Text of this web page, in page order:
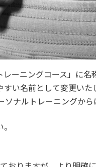
ーニングコース」に
い名前として変更い
ナルトレーニングから